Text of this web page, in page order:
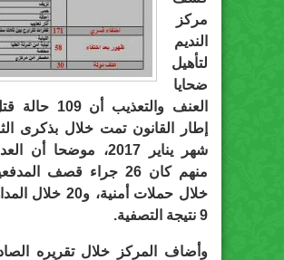
مركز
النديم
لتأهيل
ضحايا
العنف والتعذيب
إطار القانون تمت خلال بذكرى
شهر يناير 2017، موضحا أن
خلال حملات أمنية،
9 نتيجة التصفية.
وأضاف المركز خلال تقريره